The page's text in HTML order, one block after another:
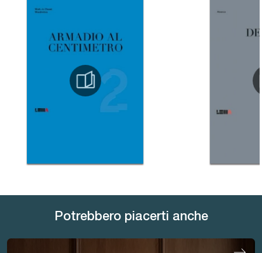
Potrebbero piacerti anche